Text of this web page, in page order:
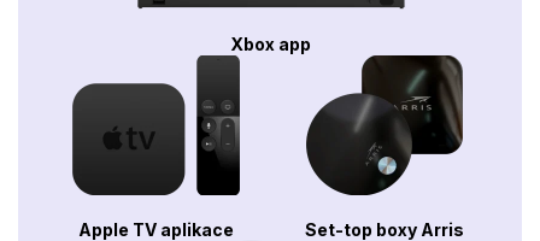
Xbox app
Apple TV aplikace Set-top boxy Arris